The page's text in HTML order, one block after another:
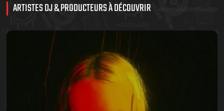
ARTISTES DJ & PRODUCTEURS À DÉCOUVRIR